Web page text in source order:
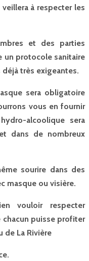
à respecter les
et des parties
un protocole sanitaire
très exigeantes.
sera obligatoire
vous en fournir
alcoolique sera
dans de nombreux
sourire dans des
masque ou visière.
vouloir respecter
chacun puisse profiter
de La Rivière